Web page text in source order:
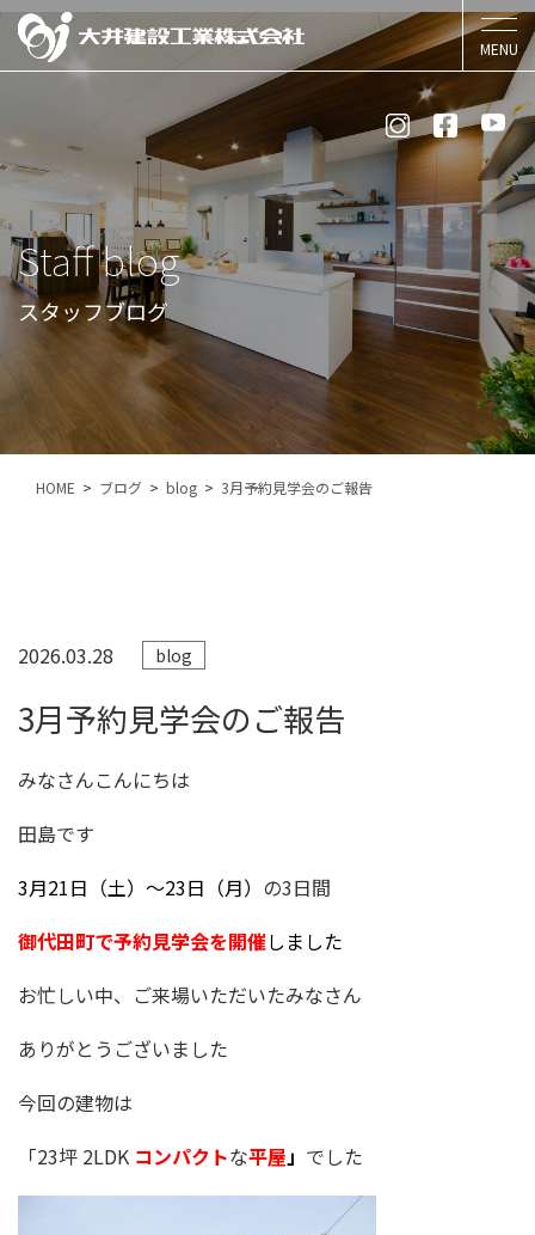
Staff blog
スタッフブログ
HOME ブログ blog 3月予約見学会のご報告
2026.03.28 blog
3月予約見学会のご報告
みなさんこんにちは
田島です
3月21日（土）～23日（月） の3日間
御代田町で予約見学会を開催しました
お忙しい中、ご来場いただいたみなさん
ありがとうございました
今回の建物は
「23坪 2LDK コンパクトな平屋」 でした